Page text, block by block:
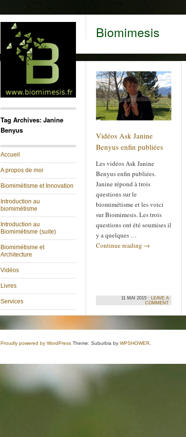
Biomimesis
Tag Archives: Janine
Benyus
Accueil
A propos de moi
Biomimétisme et Innovation
Introduction au
biomimétisme
Introduction au
Biomimétisme (suite)
Biomimétisme et
Architecture
Vidéos
Livres
Services
Vidéos Ask Janine
Benyus enfin publiées
Les vidéos Ask Janine
Benyus enfin publiées.
Janine répond à trois
questions sur le
biomimétisme et les voici
sur Biomimesis. Les trois
questions ont été soumises il
y a quelques …
Continue reading →
11 MAI 2015 · LEAVE A
COMMENT
Proudly powered by WordPress Theme: Suburbia by WPSHOWER